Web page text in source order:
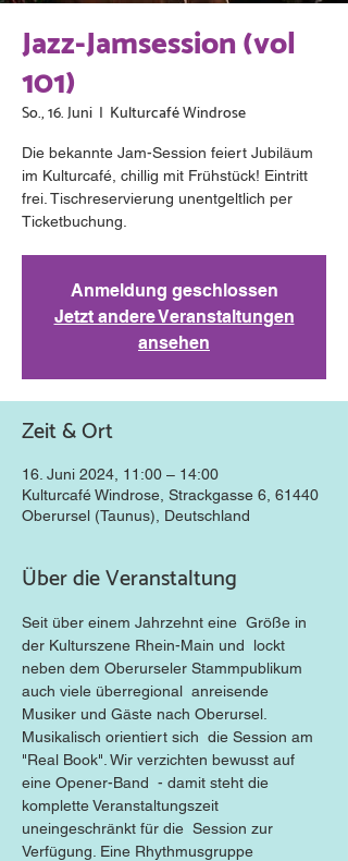
Jazz-Jamsession (vol
101)
So., 16. Juni
  |
Kulturcafé Windrose
Die bekannte Jam-Session feiert Jubiläum
im Kulturcafé, chillig mit Frühstück! Eintritt
frei. Tischreservierung unentgeltlich per
Ticketbuchung.
Anmeldung geschlossen
Jetzt andere Veranstaltungen
ansehen
Zeit & Ort
16. Juni 2024, 11:00 – 14:00
Kulturcafé Windrose, Strackgasse 6, 61440
Oberursel (Taunus), Deutschland
Über die Veranstaltung
Seit über einem Jahrzehnt eine  Größe in
der Kulturszene Rhein-Main und  lockt
neben dem Oberurseler Stammpublikum
auch viele überregional  anreisende
Musiker und Gäste nach Oberursel.
Musikalisch orientiert sich  die Session am
"Real Book". Wir verzichten bewusst auf
eine Opener-Band  - damit steht die
komplette Veranstaltungszeit
uneingeschränkt für die  Session zur
Verfügung. Eine Rhythmusgruppe